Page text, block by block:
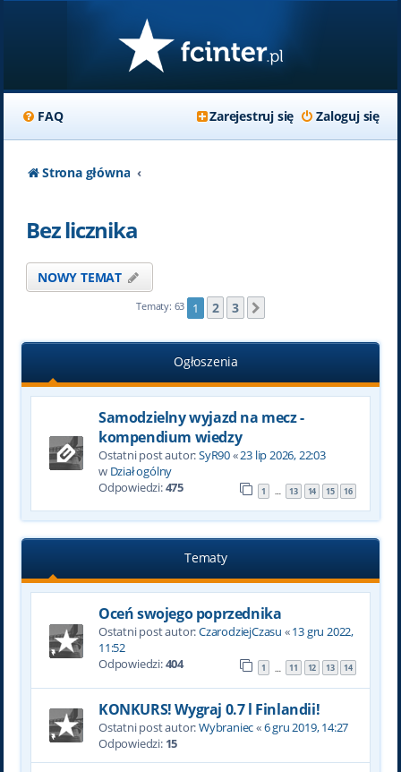
FAQ Zaloguj się
Zarejestruj się
Strona główna
Bez licznika
NOWY TEMAT
Tematy: 63 1 2 3
Ogłoszenia
Samodzielny wyjazd na mecz -
kompendium wiedzy
Ostatni post autor:SyR90«23 lip 2026, 22:03
w Dział ogólny
Odpowiedzi:475 1 … 13 14 15 16
Tematy
Oceń swojego poprzednika
Ostatni post autor:CzarodziejCzasu «13 gru 2022,
11:52
Odpowiedzi:404 1 … 11 12 13 14
KONKURS! Wygraj 0.7 l Finlandii!
Ostatni post autor:Wybraniec«6 gru 2019, 14:27
Odpowiedzi: 15